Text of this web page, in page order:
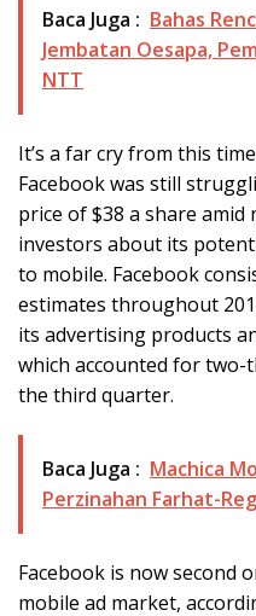
Baca Juga : Bahas
Jembatan Oesapa,
NTT
It’s a far cry from this
Facebook was still
price of $38 a share
investors about its
to mobile. Facebook
estimates throughout
its advertising products
which accounted for
the third quarter.
Baca Juga : Machica
Perzinahan Farhat-
Facebook is now second
mobile ad market,